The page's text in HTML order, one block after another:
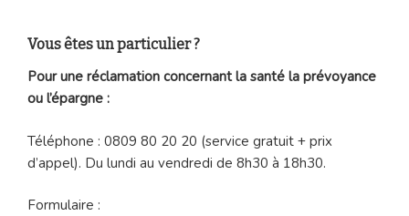
Vous êtes un particulier ?
Pour une réclamation concernant la santé la prévoyance
ou l’épargne :
Téléphone : 0809 80 20 20 (service gratuit + prix
d’appel). Du lundi au vendredi de 8h30 à 18h30.
Formulaire :